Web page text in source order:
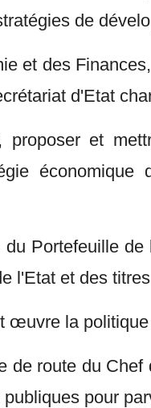
de
et des
d'Etat
proposer et
Portefeuille
l'Etat et des
œuvre la
de route du
pour